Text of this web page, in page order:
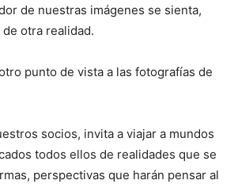
de nuestras imágenes se sienta,
otra realidad.
punto de vista a las fotografías de
socios, invita a viajar a mundos
todos ellos de realidades que se
perspectivas que harán pensar al